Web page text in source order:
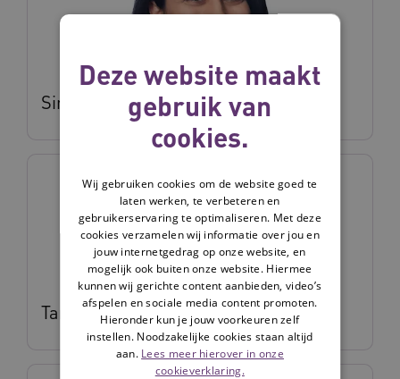
Sima Ipakchian Askari
Tamara Bouwman
Deze website maakt
gebruik van
cookies.
Wij gebruiken cookies om de website goed te
laten werken, te verbeteren en
gebruikerservaring te optimaliseren. Met deze
cookies verzamelen wij informatie over jou en
jouw internetgedrag op onze website, en
mogelijk ook buiten onze website. Hiermee
kunnen wij gerichte content aanbieden, video’s
afspelen en sociale media content promoten.
Hieronder kun je jouw voorkeuren zelf
instellen. Noodzakelijke cookies staan altijd
aan. Lees meer hierover in onze
cookieverklaring.